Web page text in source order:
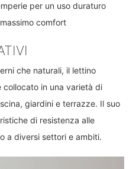
per un uso duraturo
comfort
che naturali, il lettino
collocato in una varietà di
giardini e terrazze. Il suo
di resistenza alle
a diversi settori e ambiti.